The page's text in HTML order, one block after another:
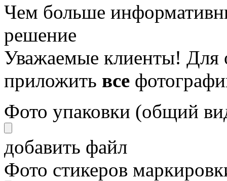
Чем больше
решение
Уважаемые клиенты! Для
приложить все
Фото упаковки (общий
добавить файл
Фото стикеров